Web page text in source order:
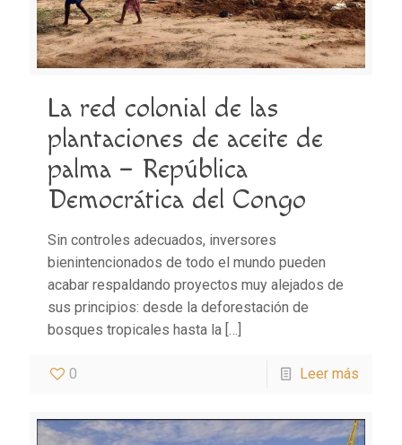
La red colonial de las
plantaciones de aceite de
palma – República
Democrática del Congo
Sin controles adecuados, inversores
bienintencionados de todo el mundo pueden
acabar respaldando proyectos muy alejados de
sus principios: desde la deforestación de
bosques tropicales hasta la […]
0 Leer más